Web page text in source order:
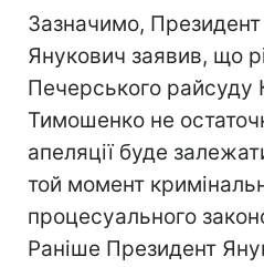
Зазначимо, Президент
Янукович заявив, що
Печерського райсуду
Тимошенко не
апеляції буде
той момент
процесуального
Раніше Президент